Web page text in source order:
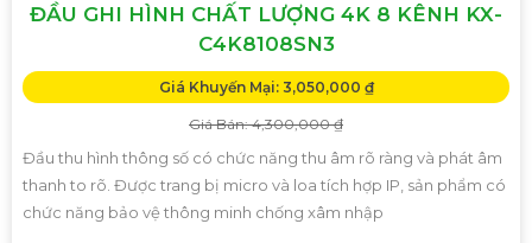
ĐẦU GHI HÌNH CHẤT LƯỢNG 4K 8 KÊNH KX-
C4K8108SN3
Giá Khuyến Mại: 3,050,000 ₫
Giá Bán: 4,300,000 ₫
Đầu thu hình thông số có chức năng thu âm rõ ràng và phát âm
thanh to rõ. Được trang bị micro và loa tích hợp IP, sản phẩm có
chức năng bảo vệ thông minh chống xâm nhập